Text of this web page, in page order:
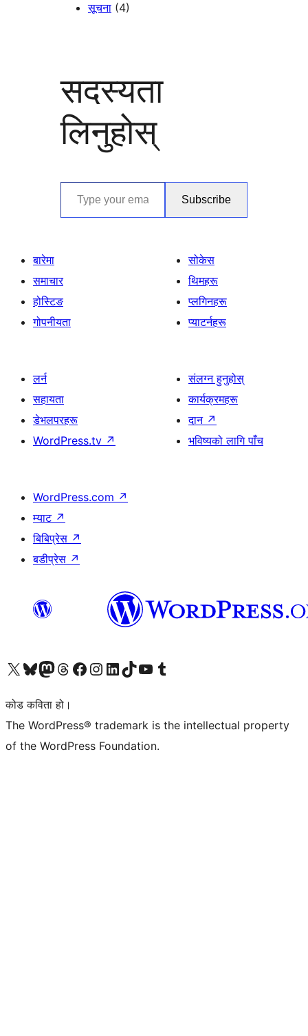
सूचना (4)
सदस्यता
लिनुहोस्
Type your email…
Subscribe
बारेमा
समाचार
होस्टिङ
गोपनीयता
सोकेस
थिमहरू
प्लगिनहरू
प्याटर्नहरू
लर्न
सहायता
डेभलपरहरू
WordPress.tv ↗
संलग्न हुनुहोस्
कार्यक्रमहरू
दान ↗
भविष्यको लागि पाँच
WordPress.com ↗
म्याट ↗
बिबिप्रेस ↗
बडीप्रेस ↗
हाम्रो X (पहिले ट्विटर) खातामा जानुहोस्
हाम्रो Bluesky खाता भ्रमण गर्नुहोस्
हाम्रो म्यास्टोडन खाता भ्रमण गर्नुहोस्
हाम्रो थ्रेड्स खातामा जानुहोस्
हाम्रो फेसबुक पेजमा जानुहोस्
हाम्रो इन्स्टाग्राम खातामा जानुहोस्
हाम्रो लिङ्क्डइन खातामा जानुहोस्
हाम्रो TikTok खाता भ्रमण गर्नुहोस्
हाम्रो युट्युब च्यानलमा जानुहोस्
हाम्रो टम्बलर खाता भ्रमण गर्नुहोस्
कोड कविता हो।
The WordPress® trademark is the intellectual property
of the WordPress Foundation.